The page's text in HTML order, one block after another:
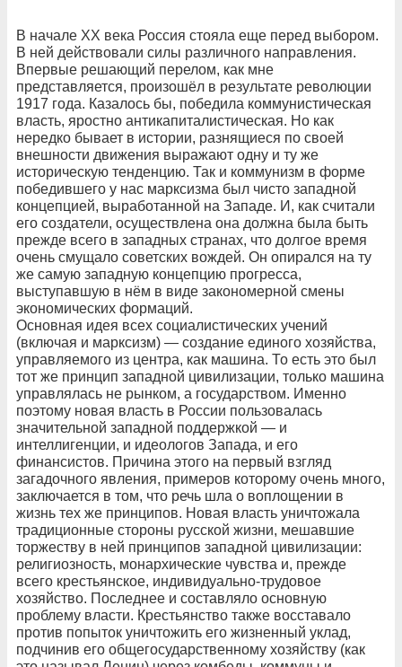
В начале ХХ века Россия стояла еще перед выбором.
В ней действовали силы различного направления.
Впервые решающий перелом, как мне
представляется, произошёл в результате революции
1917 года. Казалось бы, победила коммунистическая
власть, яростно антикапиталистическая. Но как
нередко бывает в истории, разнящиеся по своей
внешности движения выражают одну и ту же
историческую тенденцию. Так и коммунизм в форме
победившего у нас марксизма был чисто западной
концепцией, выработанной на Западе. И, как считали
его создатели, осуществлена она должна была быть
прежде всего в западных странах, что долгое время
очень смущало советских вождей. Он опирался на ту
же самую западную концепцию прогресса,
выступавшую в нём в виде закономерной смены
экономических формаций.
Основная идея всех социалистических учений
(включая и марксизм) — создание единого хозяйства,
управляемого из центра, как машина. То есть это был
тот же принцип западной цивилизации, только машина
управлялась не рынком, а государством. Именно
поэтому новая власть в России пользовалась
значительной западной поддержкой — и
интеллигенции, и идеологов Запада, и его
финансистов. Причина этого на первый взгляд
загадочного явления, примеров которому очень много,
заключается в том, что речь шла о воплощении в
жизнь тех же принципов. Новая власть уничтожала
традиционные стороны русской жизни, мешавшие
торжеству в ней принципов западной цивилизации:
религиозность, монархические чувства и, прежде
всего крестьянское, индивидуально-трудовое
хозяйство. Последнее и составляло основную
проблему власти. Крестьянство также восставало
против попыток уничтожить его жизненный уклад,
подчинив его общегосударственному хозяйству (как